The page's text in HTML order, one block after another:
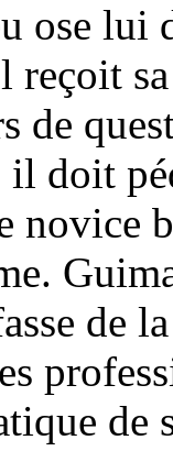
ose lui
reçoit
de
doit
novice
de
de